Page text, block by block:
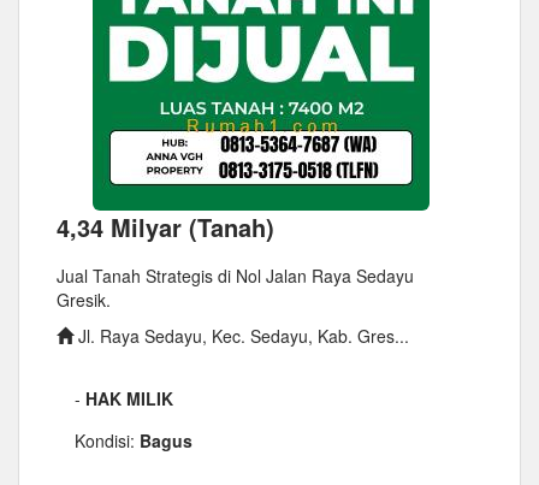
4,34 Milyar (Tanah)
Jual Tanah Strategis di Nol Jalan Raya Sedayu
Gresik.
Jl. Raya Sedayu, Kec. Sedayu, Kab. Gres...
- HAK MILIK
Kondisi: Bagus